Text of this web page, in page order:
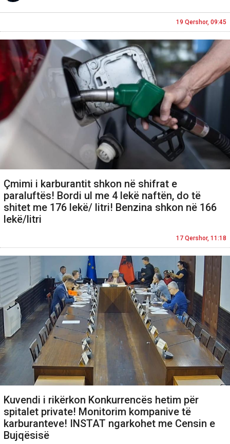
19 Qershor, 09:45
Çmimi i karburantit shkon në shifrat e
paraluftës! Bordi ul me 4 lekë naftën, do të
shitet me 176 lekë/ litri! Benzina shkon në 166
lekë/litri
17 Qershor, 11:18
Kuvendi i rikërkon Konkurrencës hetim për
spitalet private! Monitorim kompanive të
karburanteve! INSTAT ngarkohet me Censin e
Bujqësisë